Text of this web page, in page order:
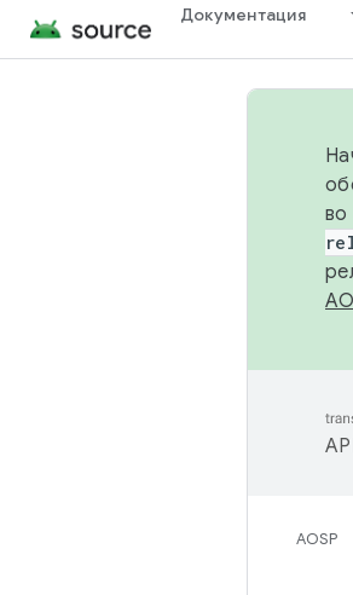
Документация
во
AOSP